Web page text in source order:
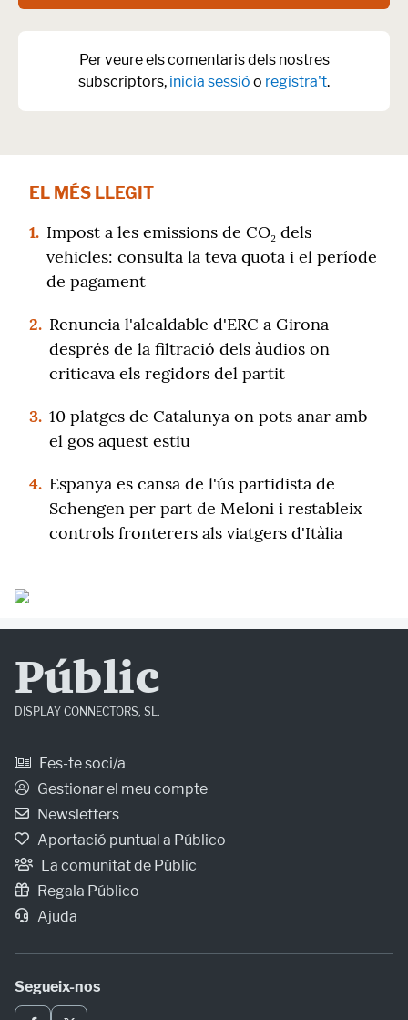
Per veure els comentaris dels nostres
subscriptors, inicia sessió o registra't.
EL MÉS LLEGIT
1. Impost a les emissions de CO₂ dels
vehicles: consulta la teva quota i el període
de pagament
2. Renuncia l'alcaldable d'ERC a Girona
després de la filtració dels àudios on
criticava els regidors del partit
3. 10 platges de Catalunya on pots anar amb
el gos aquest estiu
4. Espanya es cansa de l'ús partidista de
Schengen per part de Meloni i restableix
controls fronterers als viatgers d'Itàlia
Públic
DISPLAY CONNECTORS, SL.
Fes-te soci/a
Gestionar el meu compte
Newsletters
Aportació puntual a Público
La comunitat de Públic
Regala Público
Ajuda
Segueix-nos